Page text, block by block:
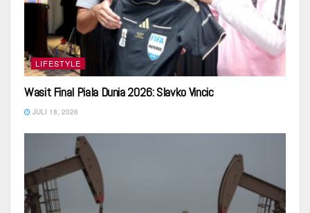
LIFESTYLE
Wasit Final Piala Dunia 2026: Slavko Vincic
JULI 18, 2026